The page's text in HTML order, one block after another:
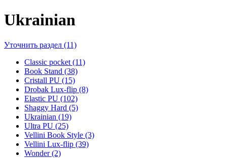
Ukrainian
Уточнить раздел (11)
Classic pocket (11)
Book Stand (38)
Cristall PU (15)
Drobak Lux-flip (8)
Elastic PU (102)
Shaggy Hard (5)
Ukrainian (19)
Ultra PU (25)
Vellini Book Style (3)
Vellini Lux-flip (39)
Wonder (2)